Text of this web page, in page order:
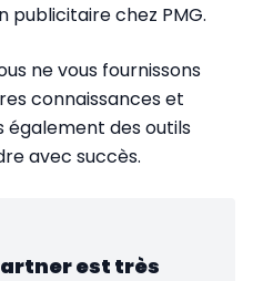
publicitaire chez PMG.
ne vous fournissons
connaissances et
également des outils
avec succès.
est très